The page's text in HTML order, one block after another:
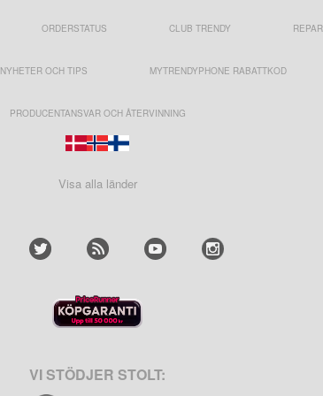
ORDERSTATUS CLUB TRENDY
NYHETER OCH TIPS MYTRENDYPHONE RABATTKOD
PRODUCENTANSVAR OCH ÅTERVINNING
Visa alla länder
VI STÖDJER STOLT: